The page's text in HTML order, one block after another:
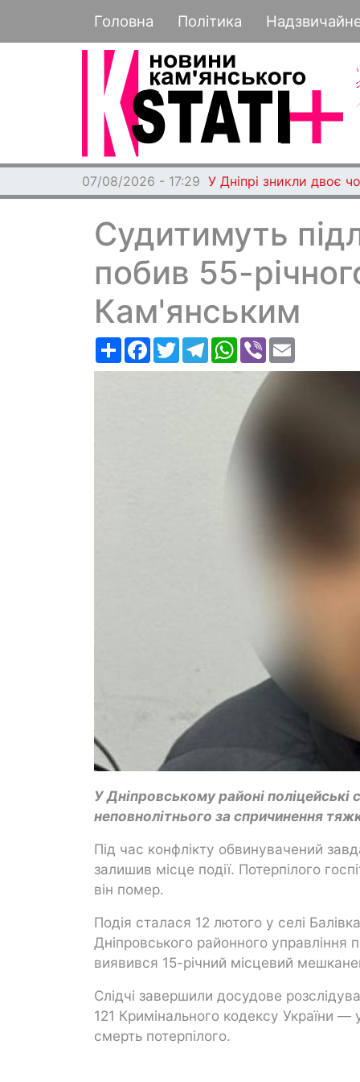
Основная навигация
Головна Політика
07/08/2026 - 17:29 У Дніпрі зникли двоє
Судитимуть
побив 55-
Кам'янським
РесурсFacebook
TwitterTelegramWhatsApp
Viber
У Дніпровському районі
неповнолітнього за спричинення
Під час конфлікту обвинувачений
залишив місце події. Потерпілого
він помер.
Подія сталася 12 лютого у селі
Дніпровського районного
виявився 15-річний місцевий
Слідчі завершили досудове
121 Кримінального кодексу України
смерть потерпілого.